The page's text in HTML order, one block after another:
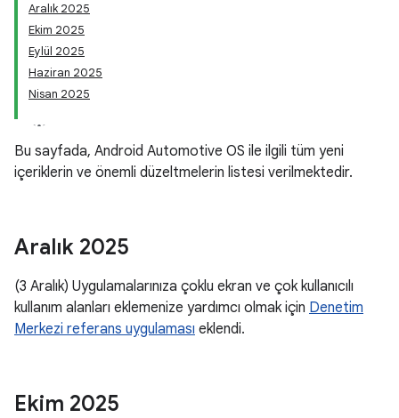
Aralık 2025
Ekim 2025
Eylül 2025
Haziran 2025
Nisan 2025
Bu sayfada, Android Automotive OS ile ilgili tüm yeni
içeriklerin ve önemli düzeltmelerin listesi verilmektedir.
Aralık 2025
(3 Aralık) Uygulamalarınıza çoklu ekran ve çok kullanıcılı
kullanım alanları eklemenize yardımcı olmak için Denetim
Merkezi referans uygulaması eklendi.
Ekim 2025